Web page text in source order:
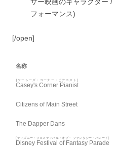
フォーマンス)
[/open]
名称
Casey's Corner Pianist
[ケーシーズ・コーナー・ピアニスト]
Citizens of Main Street
The Dapper Dans
Disney Festival of Fantasy Parade
[ディズニー・フェスティバル・オブ・ ファンタジー・パレード]